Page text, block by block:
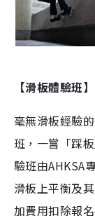
【滑板體驗班】
毫無滑板經驗
班，一嘗「踩
驗班由AHKSA
滑板上平衡及
加費用扣除報